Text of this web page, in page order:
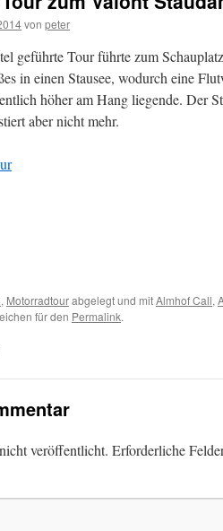
von peter
geführte Tour führte zum
in einen Stausee, wodurch eine
höher am Hang liegende. Der
aber nicht mehr.
, Motorradtourabgelegt und mitAlmhof Call,
für den Permalink.
veröffentlicht. Erforderliche